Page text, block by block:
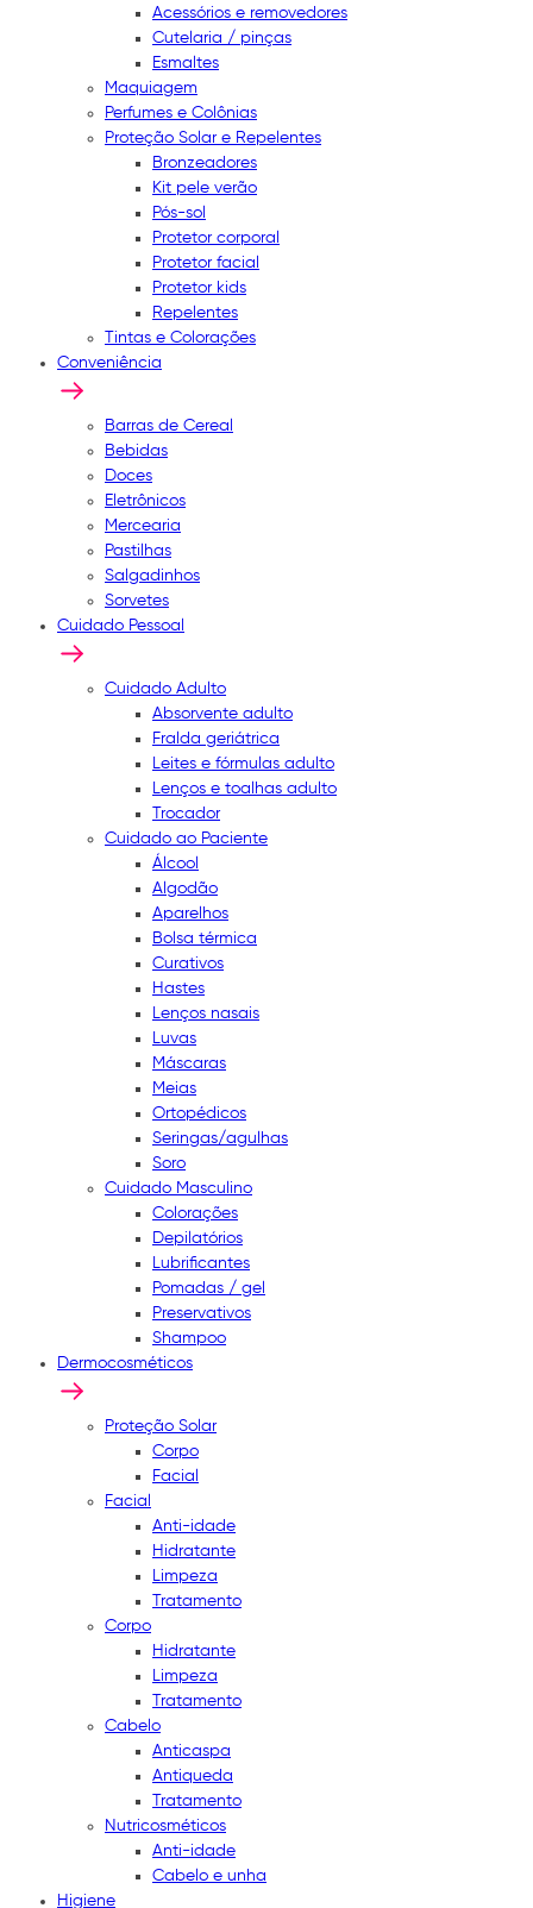
Acessórios e removedores
Cutelaria / pinças
Esmaltes
Maquiagem
Perfumes e Colônias
Proteção Solar e Repelentes
Bronzeadores
Kit pele verão
Pós-sol
Protetor corporal
Protetor facial
Protetor kids
Repelentes
Tintas e Colorações
Conveniência
Barras de Cereal
Bebidas
Doces
Eletrônicos
Mercearia
Pastilhas
Salgadinhos
Sorvetes
Cuidado Pessoal
Cuidado Adulto
Absorvente adulto
Fralda geriátrica
Leites e fórmulas adulto
Lenços e toalhas adulto
Trocador
Cuidado ao Paciente
Álcool
Algodão
Aparelhos
Bolsa térmica
Curativos
Hastes
Lenços nasais
Luvas
Máscaras
Meias
Ortopédicos
Seringas/agulhas
Soro
Cuidado Masculino
Colorações
Depilatórios
Lubrificantes
Pomadas / gel
Preservativos
Shampoo
Dermocosméticos
Proteção Solar
Corpo
Facial
Facial
Anti-idade
Hidratante
Limpeza
Tratamento
Corpo
Hidratante
Limpeza
Tratamento
Cabelo
Anticaspa
Antiqueda
Tratamento
Nutricosméticos
Anti-idade
Cabelo e unha
Higiene